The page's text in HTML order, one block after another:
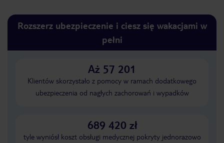
Rozszerz ubezpieczenie i ciesz się wakacjami w
pełni
Aż 57 201
Klientów skorzystało z pomocy w ramach dodatkowego
ubezpieczenia od nagłych zachorowań i wypadków
689 420 zł
tyle wyniósł koszt obsługi medycznej pokryty jednorazowo